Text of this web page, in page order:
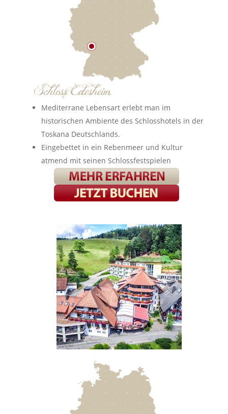
Mediterrane Lebensart erlebt man im
historischen Ambiente des Schlosshotels in der
Toskana Deutschlands.
Eingebettet in ein Rebenmeer und Kultur
atmend mit seinen Schlossfestspielen